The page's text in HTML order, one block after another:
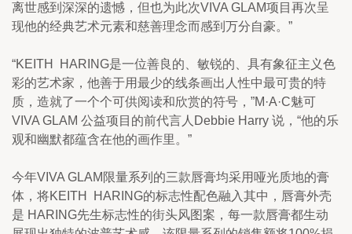
离世感到深深的遗憾，但也为此次VIVA GLAM项目再次呈
现他的经典艺术元素和慈善理念而感到万分自豪。”
“KEITH  HARING是一位善良的、敏锐的、具有象征主义色
彩的艺术家，他善于用最少的线条画出人性中最可贵的特
质，造就了一个个可供阅读和欣赏的符号，”M·A·C魅可
VIVA GLAM 公益项目的前代言人Debbie Harry 说，“他的乐
观和幽默都蕴含在他的画作里。”
今年VIVA GLAM限量系列的三款唇膏均采用哑光质地的膏
体，将KEITH  HARING的标志性配色融入其中，唇膏外壳
是 HARING先生标志性的街头风图案，每一款唇膏都生动